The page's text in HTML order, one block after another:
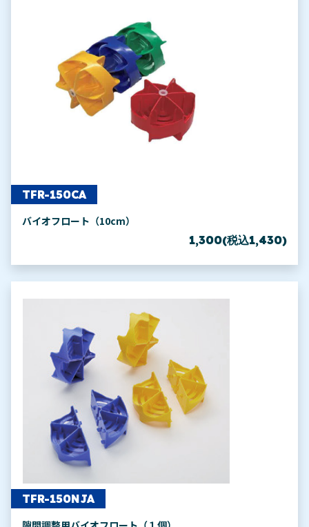
TFR-150CA
バイオフロート（10cm）
1,300(税込1,430)
TFR-150NJA